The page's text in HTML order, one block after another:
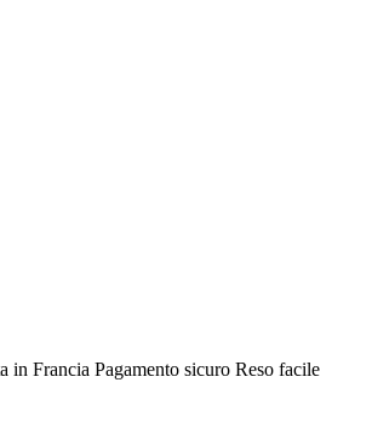
in Francia Pagamento sicuro Reso facile